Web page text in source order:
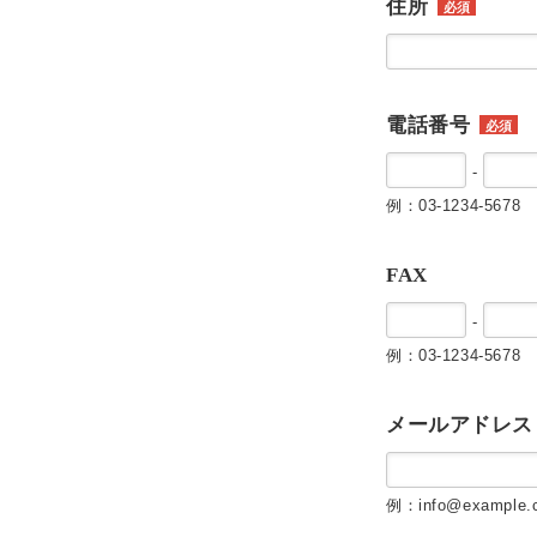
住所 必須
電話番号 必須
-
例：03-1234-5678
FAX
-
例：03-1234-5678
メールアドレス
例：